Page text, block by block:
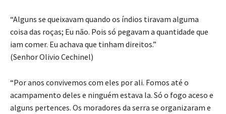
“Alguns se queixavam quando os índios tiravam alguma
coisa das roças; Eu não. Pois só pegavam a quantidade que
iam comer. Eu achava que tinham direitos.”
(Senhor Olivio Cechinel)
“Por anos convivemos com eles por ali. Fomos até o
acampamento deles e ninguém estava la. Só o fogo aceso e
alguns pertences. Os moradores da serra se organizaram e